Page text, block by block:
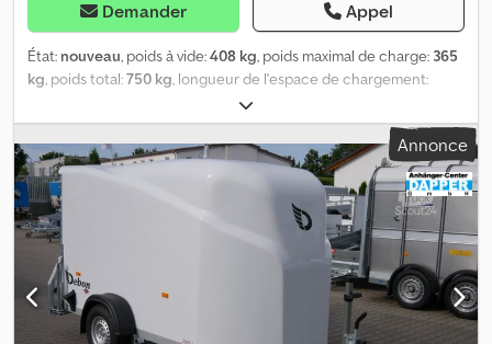
Demander Appel
État: nouveau, poids à vide:408 kg, poids maximal de charge: 365
kg , poids total:750 kg , longueur de l'espace de chargement:
, largeur de l’espace de chargement:
de l'espace de chargement:1 520 mm, volume de l'espace de
chargement:4,9 m³, couleur:blanc, hauteur de construction:
2 080 mm, largeur de travail: 1 760 mm, Fabricant : Humbaur Type :
Remorque à caisse, plateforme basse HK 752513-15P PTAC : 750 kg,
sans frein Charge utile : 365 kg Poids à vide : 385 kg Dimensions
de la caisse : 2510 x 1320 x 1520 mm Pneumatiques : 13 pouces
Hauteur de chargement : 500 mm Dedpfx Ahsfka Ilsyjck
Homologation incluse pour 100 km/h - Barre de traction en V -
Galvanisation à chaud par immersion - Prise à 13 pôles et feu de
recul - Plancher de 15 mm d'épaisseur - Parois latérales et toit en
Annonce